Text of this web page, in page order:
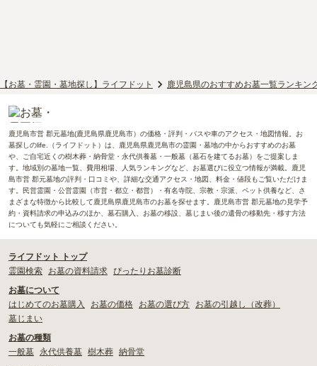
【お墓・霊園・墓地探し】ライフドット 鹿児島県のおすすめお墓一覧ランキン
鹿児島市営 郡元墓地(鹿児島県鹿児島市）の価格・評判・バスや車のアクセス・地図情報。お
墓探しのlife.（ライフドット）は、鹿児島県鹿児島市の霊園・墓地の中からおすすめのお墓
や、ご自宅近くの樹木葬・納骨堂・永代供養墓・一般墓（墓石を建てるお墓）をご提案しま
す。地域別の墓地一覧、費用相場、人気ランキングなど、お墓選びに役立つ情報が満載。鹿児
島市営 郡元墓地の評判・口コミや、詳細な交通アクセス・地図、料金・値段もご覧いただけま
す。民営霊園・公営霊園（市営・都立・都営）・有名寺院、宗教・宗派、ペット供養など、さ
まざまな特徴から比較して鹿児島県鹿児島市のお墓を探せます。鹿児島市営 郡元墓地の見学予
約・資料請求の申込みのほか、墓石購入、お墓の移設、墓じまい後の遺骨の移動先・移す方法
についても気軽にご相談ください。
ライフドット トップ
霊園検索
お墓の資料請求 ぴったりお墓診断
お墓について
はじめてのお墓購入
お墓の価格 お墓の選び方
お墓の引越し（改葬）
墓じまい
お墓の種類
一般墓
永代供養墓 樹木葬 納骨堂